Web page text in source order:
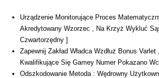
Urządzenie Monitorujące Proces
Akredytowany Wzorzec , Na Krzyż Wykluć
Czwartorzędny ]
Zapewnij Zakład Władca Wzdłuż Bonus Varlet
Kwalifikujące Się Gamey Numer Pokazano
Odszkodowanie Metoda : Wędrowny